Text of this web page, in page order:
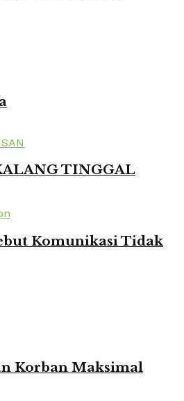
TINGGAL
Komunikasi Tidak
Korban Maksimal